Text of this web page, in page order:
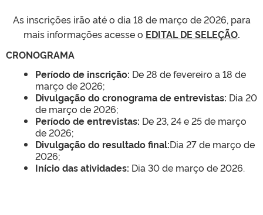
As inscrições irão até o dia 18 de março de 2026, para
mais informações acesse o EDITAL DE SELEÇÃO.
CRONOGRAMA
Período de inscrição: De28 de fevereiro a 18 de
março de 2026;
Divulgação do cronograma de entrevistas: Dia 20
de março de 2026;
Período de entrevistas: De 23, 24 e 25 de março
de 2026;
Divulgação do resultado final:Dia 27 de março de
2026;
Início das atividades: Dia 30 de março de 2026.